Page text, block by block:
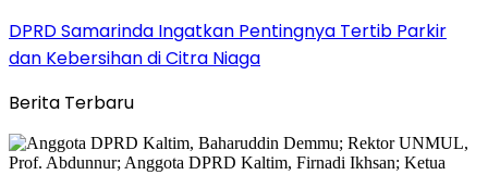
DPRD Samarinda Ingatkan Pentingnya Tertib Parkir
dan Kebersihan di Citra Niaga
Berita Terbaru